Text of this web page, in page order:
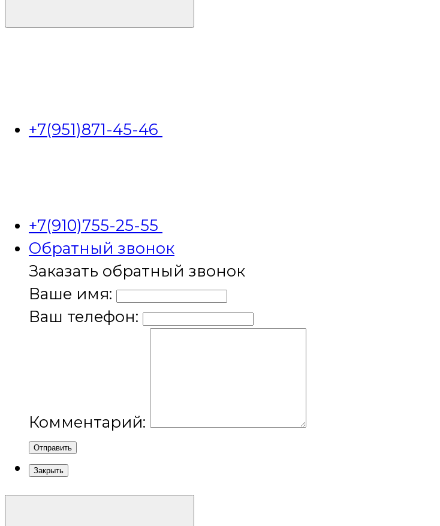
+7(951)871-45-46
+7(910)755-25-55
Обратный звонок
Заказать обратный звонок
Ваше имя:
Ваш телефон:
Комментарий:
Отправить
Закрыть